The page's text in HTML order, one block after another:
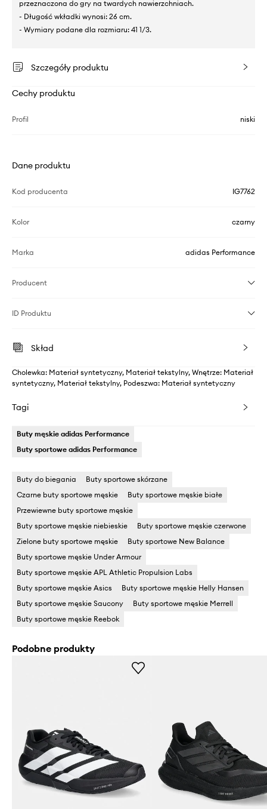
przeznaczona do gry na twardych nawierzchniach.
- Długość wkładki wynosi: 26 cm.
- Wymiary podane dla rozmiaru: 41 1/3.
Szczegóły produktu
Cechy produktu
Profil niski
Dane produktu
Kod producenta IG7762
Kolor czarny
Marka adidas Performance
Producent
ID Produktu
Skład
Cholewka: Materiał syntetyczny, Materiał tekstylny, Wnętrze: Materiał
syntetyczny, Materiał tekstylny, Podeszwa: Materiał syntetyczny
Tagi
Buty męskie adidas Performance
Buty sportowe adidas Performance
Buty do biegania
Buty sportowe skórzane
Czarne buty sportowe męskie
Buty sportowe męskie białe
Przewiewne buty sportowe męskie
Buty sportowe męskie niebieskie
Buty sportowe męskie czerwone
Zielone buty sportowe męskie
Buty sportowe New Balance
Buty sportowe męskie Under Armour
Buty sportowe męskie APL Athletic Propulsion Labs
Buty sportowe męskie Asics
Buty sportowe męskie Helly Hansen
Buty sportowe męskie Saucony
Buty sportowe męskie Merrell
Buty sportowe męskie Reebok
Podobne produkty